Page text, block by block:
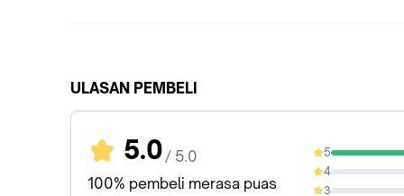
ULASAN PEMBELI
5.0 / 5.0
100% pembeli merasa puas
5
100%
4
0%
3